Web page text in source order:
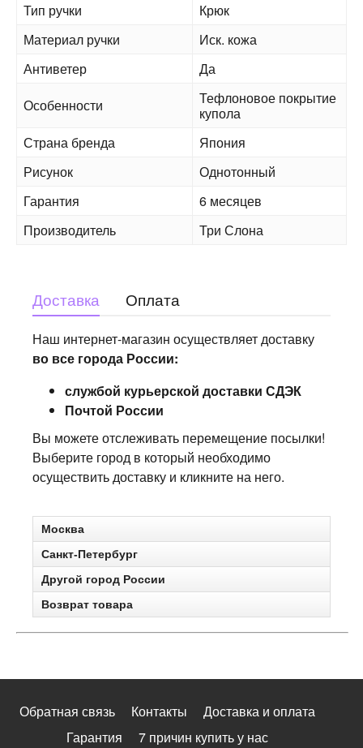
Тип ручки
Крюк
Материал ручки
Иск. кожа
Антиветер
Да
Особенности
Тефлоновое покрытие
купола
Страна бренда
Япония
Рисунок
Однотонный
Гарантия
6 месяцев
Производитель
Три Слона
Доставка Оплата
Наш интернет-магазин осуществляет доставку
во все города России:
службой курьерской доставки СДЭК
Почтой России
Вы можете отслеживать перемещение посылки!
Выберите город в который необходимо
осуществить доставку и кликните на него.
Москва
Санкт-Петербург
Другой город России
Возврат товара
Обратная связь Контакты
Доставка и оплата
Гарантия
7 причин купить у нас